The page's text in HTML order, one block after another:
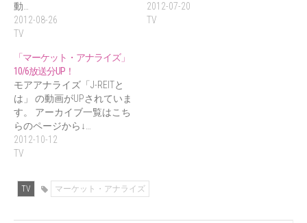
動…
2012-08-26
TV
2012-07-20
TV
「マーケット・アナライズ」
10/6放送分UP！
モアアナライズ「J-REITと
は」 の動画がUPされていま
す。 アーカイブ一覧はこち
らのページから↓…
2012-10-12
TV
TV マーケット・アナライズ